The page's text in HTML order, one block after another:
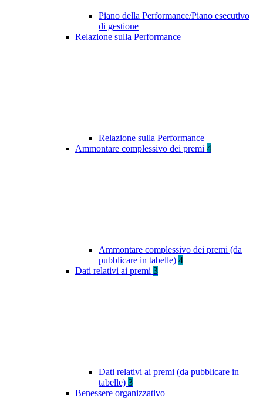
Piano della Performance/Piano esecutivo
di gestione
Relazione sulla Performance
Relazione sulla Performance
Ammontare complessivo dei premi 4
Ammontare complessivo dei premi (da
pubblicare in tabelle) 4
Dati relativi ai premi 3
Dati relativi ai premi (da pubblicare in
tabelle) 3
Benessere organizzativo